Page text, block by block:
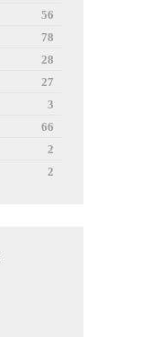
56
78
28
27
3
66
2
2